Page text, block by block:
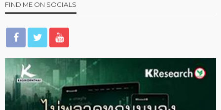
FIND ME ON SOCIALS